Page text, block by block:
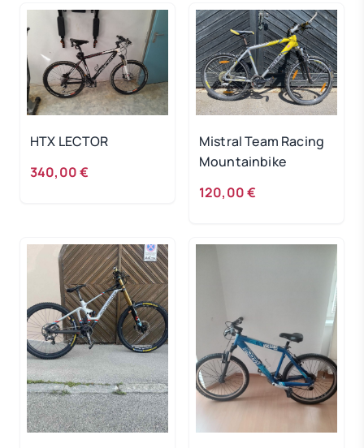
HTX LECTOR
340,00 €
Mistral Team Racing
Mountainbike
120,00 €